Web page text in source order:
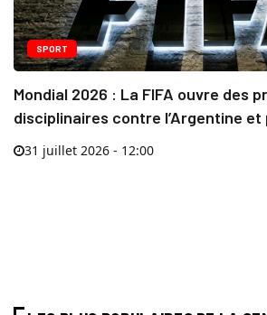
SPORT
Mondial 2026 : La FIFA ouvre des
disciplinaires contre l’Argentine
31 juillet 2026 - 12:00